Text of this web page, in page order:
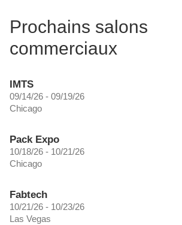
Prochains salons
commerciaux
IMTS
09/14/26 - 09/19/26
Chicago
Pack Expo
10/18/26 - 10/21/26
Chicago
Fabtech
10/21/26 - 10/23/26
Las Vegas